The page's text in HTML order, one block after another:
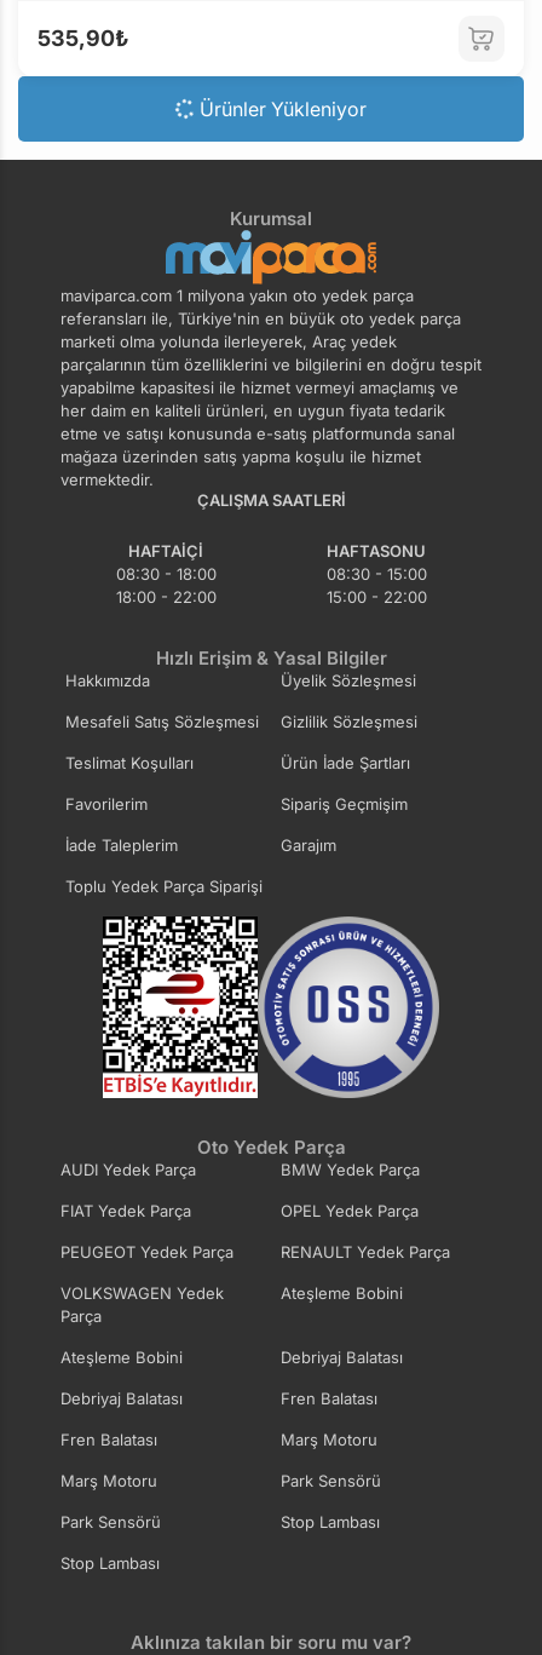
535,90₺
Ürünler Yükleniyor
Kurumsal
maviparca.com 1 milyona yakın oto yedek parça
referansları ile, Türkiye'nin en büyük oto yedek parça
marketi olma yolunda ilerleyerek, Araç yedek
parçalarının tüm özelliklerini ve bilgilerini en doğru tespit
yapabilme kapasitesi ile hizmet vermeyi amaçlamış ve
her daim en kaliteli ürünleri, en uygun fiyata tedarik
etme ve satışı konusunda e-satış platformunda sanal
mağaza üzerinden satış yapma koşulu ile hizmet
vermektedir.
ÇALIŞMA SAATLERI
HAFTAIÇI
08:30 - 18:00
18:00 - 22:00
HAFTASONU
08:30 - 15:00
15:00 - 22:00
Hızlı Erişim & Yasal Bilgiler
Hakkımızda Üyelik Sözleşmesi
Mesafeli Satış Sözleşmesi Gizlilik Sözleşmesi
Teslimat Koşulları Ürün İade Şartları
Favorilerim Sipariş Geçmişim
İade Taleplerim Garajım
Toplu Yedek Parça Siparişi
Oto Yedek Parça
AUDI Yedek Parça BMW Yedek Parça
FIAT Yedek Parça OPEL Yedek Parça
PEUGEOT Yedek Parça RENAULT Yedek Parça
VOLKSWAGEN Yedek
Parça
Ateşleme Bobini
Ateşleme Bobini Debriyaj Balatası
Debriyaj Balatası Fren Balatası
Fren Balatası Marş Motoru
Marş Motoru Park Sensörü
Park Sensörü Stop Lambası
Stop Lambası
Aklınıza takılan bir soru mu var?